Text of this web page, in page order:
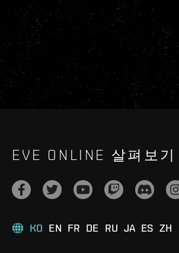
EVE ONLINE 살펴보기
KO EN FR DE RU JA ES ZH